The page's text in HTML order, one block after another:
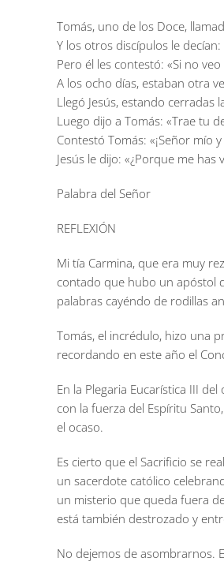
Tomás, uno de los Doce,
Y los otros discípulos le
Pero él les contestó: «Si no
A los ocho días, estaban otra
Llegó Jesús, estando cerradas
Luego dijo a Tomás: «Trae tu
Contestó Tomás: «¡Señor mío
Jesús le dijo: «¿Porque me
Palabra del Señor
REFLEXIÓN
Mi tía Carmina, que era muy
contado que hubo un apóstol
palabras cayéndo de rodillas
Tomás, el incrédulo, hizo una
recordando en este año el
En la Plegaria Eucarística III
con la fuerza del Espíritu
el ocaso.
Es cierto que el Sacrificio se
un sacerdote católico
un misterio que queda fuera
está también destrozado y
No dejemos de asombrarnos.